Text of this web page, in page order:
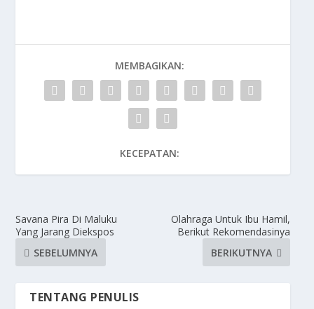
MEMBAGIKAN:
KECEPATAN:
Savana Pira Di Maluku
Yang Jarang Diekspos
SEBELUMNYA
Olahraga Untuk Ibu Hamil,
Berikut Rekomendasinya
BERIKUTNYA
TENTANG PENULIS